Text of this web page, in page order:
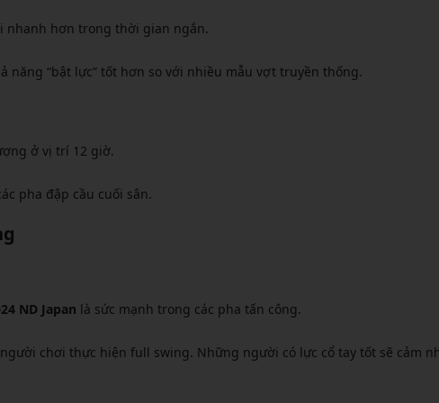
nhanh hơn trong thời gian ngắn.
năng “bật lực” tốt hơn so với nhiều mẫu vợt truyền thống.
ở vị trí 12 giờ.
pha đập cầu cuối sân.
ND Japan là sức mạnh trong các pha tấn công.
chơi thực hiện full swing. Những người có lực cổ tay tốt sẽ cảm